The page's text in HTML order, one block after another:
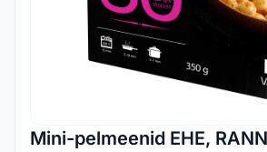
Mini-pelmeenid EHE,